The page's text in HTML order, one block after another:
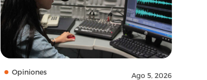
Opiniones Ago 5, 2026